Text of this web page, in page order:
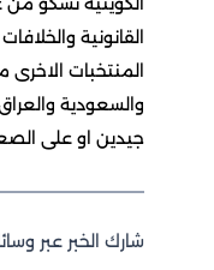
القانونية
المنتخبات الاخرى
والسعودية
جيدين او على
شارك الخبر عبر